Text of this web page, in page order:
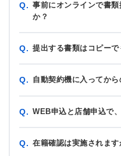
Q. 事前にオンラインで書
か？
Q. 提出する書類はコピーで
Q. 自動契約機に入ってか
Q. WEB申込と店舗申込で
Q. 在籍確認は実施されます